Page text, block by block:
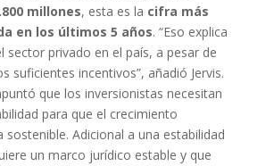
millones, esta es la cifra más
en los últimos 5 años. “Eso explica
sector privado en el país, a pesar de
suficientes incentivos”, añadió Jervis.
que los inversionistas necesitan
para que el crecimiento
sostenible. Adicional a una estabilidad
un marco jurídico estable y que